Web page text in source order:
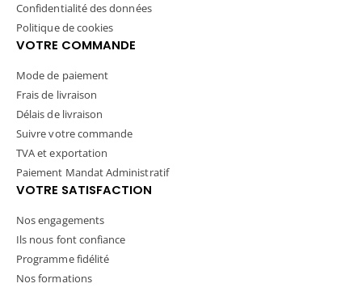
Confidentialité des données
Politique de cookies
VOTRE COMMANDE
Mode de paiement
Frais de livraison
Délais de livraison
Suivre votre commande
TVA et exportation
Paiement Mandat Administratif
VOTRE SATISFACTION
Nos engagements
Ils nous font confiance
Programme fidélité
Nos formations